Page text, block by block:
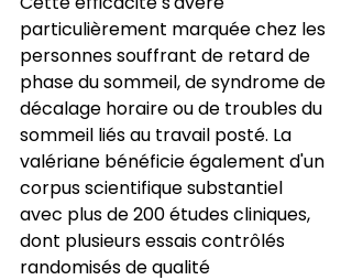
particulièrement marquée chez les
personnes souffrant de retard de
phase du sommeil, de syndrome de
décalage horaire ou de troubles du
sommeil liés au travail posté. La
valériane bénéficie également d'un
corpus scientifique substantiel
avec plus de 200 études cliniques,
dont plusieurs essais contrôlés
randomisés de qualité